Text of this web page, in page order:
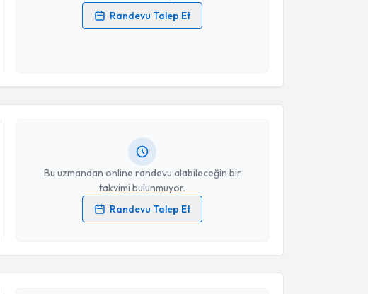
Randevu Talep Et
Kişisel verilerimin işlenmesine ilişkinAydınlatma Metni
Takvim Talebini Gönder
Bu uzmandan online randevu alabileceğin bir
takvimi bulunmuyor.
Randevu Talep Et
Kişisel verilerimin işlenmesine ilişkinAydınlatma Metni
Randevu Takvimi Talebi
Prof. Dr. Arzu Ataseven